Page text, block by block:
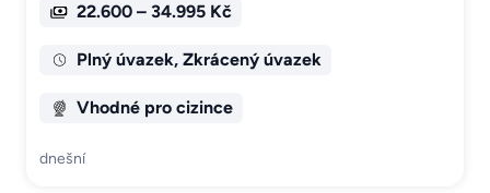
22.600 – 34.995 Kč
Plný úvazek, Zkrácený úvazek
Vhodné pro cizince
dnešní